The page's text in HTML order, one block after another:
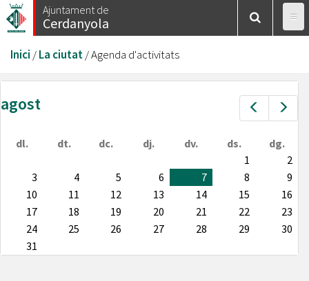
Vés
al
Ajuntament de
Cerdanyola
Esteu
aquí
Inici /La ciutat/Agenda d'activitats
Prev
agost
dl. dt. dc. dj. dv. ds.
dg.
1
2
3
4 5 6 7 8
9
10
11 12 13 14 15
16
17
18 19 20 21 22
23
24
25 26 27 28 29
30
31